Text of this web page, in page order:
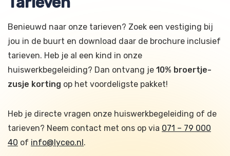
Benieuwd naar onze tarieven? Zoek een vestiging bij
jou in de buurt en download daar de brochure inclusief
tarieven. Heb je al een kind in onze
huiswerkbegeleiding? Dan ontvang je 10% broertje-
zusje korting op het voordeligste pakket!
Heb je directe vragen onze huiswerkbegeleiding of de
tarieven? Neem contact met ons op via 071 – 79 000
40 of info@lyceo.nl .